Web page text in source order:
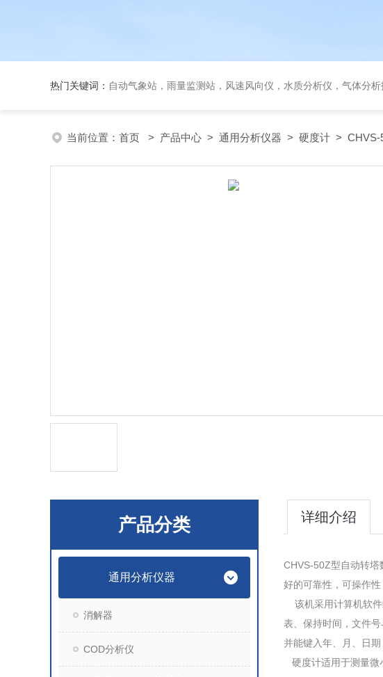
热门关键词： 自动气象站，雨量监测站，风速风向仪，水质分析仪，气体分析
当前位置： 首页 > 产品中心 > 通用分析仪器 > 硬度计 > CHVS-
产品分类
通用分析仪器
消解器
COD分析仪
详细介绍
CHVS-50Z型自动转
好的可靠性，可操作性
该机采用计算机软件
表、保持时间，文件
并能键入年、月、日
硬度计适用于测量微